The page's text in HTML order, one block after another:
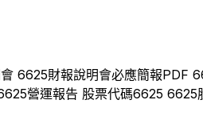
6625財報說明會必應簡報PDF
營運報告 股票代碼6625 6625